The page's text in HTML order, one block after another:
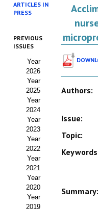
Cincuentenario AIDA
Organigrama
Estatutos
Hacerse socio
Noticias
Galería de Fotos
Web AIDA 2.0
REVISTA ITEA
ARTICLES IN
PRESS
PREVIOUS
ISSUES
Year
2026
Year
2025
Year
2024
Year
2023
Year
2022
Year
2021
Year
2020
Year
2019
Authors:
Issue:
Topic:
Summary: